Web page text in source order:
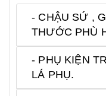
- CHẬU SỨ ,
THƯỚC PHÙ
- PHỤ KIỆN
LÁ PHỤ.